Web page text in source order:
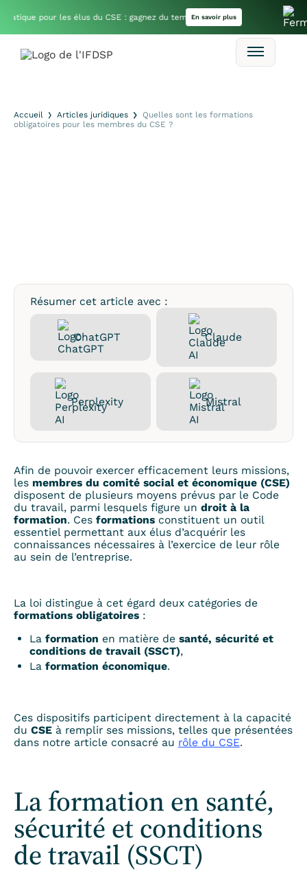
pour les élus du CSE : gagnez du temps dans vos missions
En savoir plus
Accueil Articles juridiques
Quelles sont les formations
obligatoires pour les membres du CSE ?
Résumer cet article avec :
ChatGPT Claude
Perplexity Mistral
Afin de pouvoir exercer efficacement leurs missions,
les membres du comité social et économique (CSE)
disposent de plusieurs moyens prévus par le Code
du travail, parmi lesquels figure un droit à la
formation. Ces formations constituent un outil
essentiel permettant aux élus d’acquérir les
connaissances nécessaires à l’exercice de leur rôle
au sein de l’entreprise.
La loi distingue à cet égard deux catégories de
formations obligatoires:
Laformation en matière desanté, sécurité et
conditions de travail (SSCT),
Laformation économique.
Ces dispositifs participent directement à la capacité
du CSE à remplir ses missions, telles que présentées
dans notre article consacré au rôle du CSE.
La formation en santé,
sécurité et conditions
de travail (SSCT)